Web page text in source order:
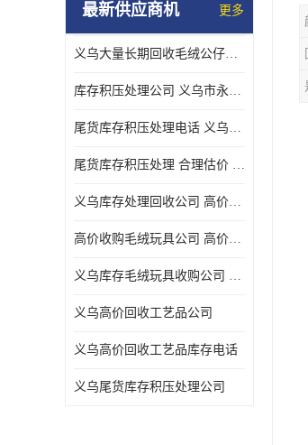
五金工具库存回收
库存厨具回收
最新供应商机 更多
义乌大量长期回收毛绒公仔公司 高价回收库存积压 高价回收 欢迎电话咨询
库存积压处理公司 义乌市永峰贸易商行
尾货库存积压处理电话 义乌市永峰贸易商行
尾货库存积压处理 合理估价 量大量小均可
义乌库存处理回收公司 高价回收库存积压 大量尾货回收
高价收购毛绒玩具公司 高价回收库存积压 回收库存 二手勿扰
义乌库存毛绒玩具收购公司 高价回收库存积压 义乌市永峰贸易商行
义乌高价回收工艺品公司
义乌高价回收工艺品库存电话
义乌尾货库存积压处理公司